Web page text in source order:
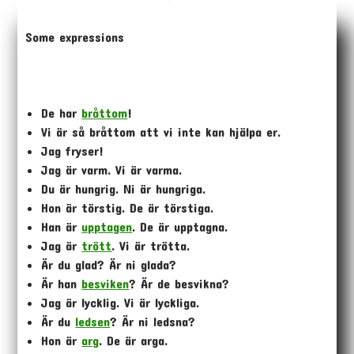
Some expressions
De har bråttom!
Vi är så bråttom att vi inte kan hjälpa er.
Jag fryser!
Jag är varm. Vi är varma.
Du är hungrig. Ni är hungriga.
Hon är törstig. De är törstiga.
Han är upptagen. De är upptagna.
Jag är trött. Vi är trötta.
Är du glad? Är ni glada?
Är han besviken? Är de besvikna?
Jag är lycklig. Vi är lyckliga.
Är du ledsen? Är ni ledsna?
Hon är arg. De är arga.